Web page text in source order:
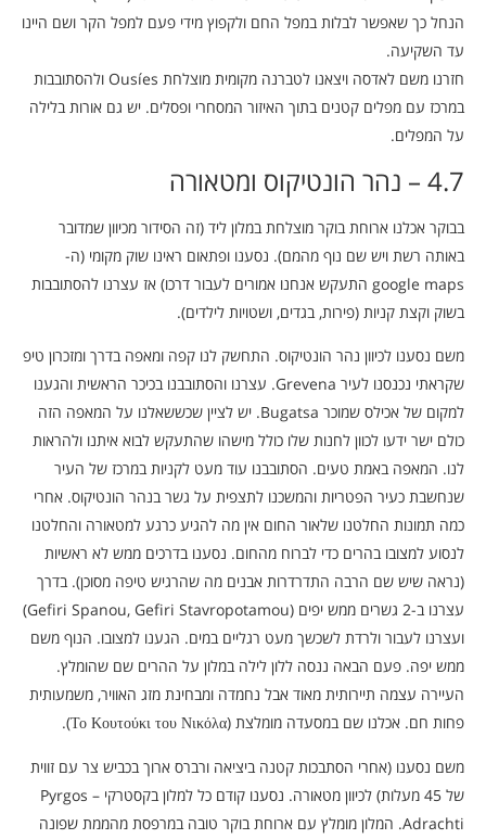
הנחל כך שאפשר לבלות במפל החם ולקפוץ מידי פעם למפל הקר ושם היינו
עד השקיעה.
חזרנו משם לאדסה ויצאנו לטברנה מקומית מוצלחת Ousíes ולהסתובבות
במרכז עם מפלים קטנים בתוך האיזור המסחרי ופסלים. יש גם אורות בלילה
על המפלים.
4.7 – נהר הונטיקוס ומטאורה
בבוקר אכלנו ארוחת בוקר מוצלחת במלון ליד (זה הסידור מכיוון שמדובר
באותה רשת ויש שם נוף מהמם). נסענו ופתאום ראינו שוק מקומי (ה-
google maps התעקש אנחנו אמורים לעבור דרכו) אז עצרנו להסתובבות
בשוק וקצת קניות (פירות, בגדים, ושטויות לילדים).
משם נסענו לכיוון נהר הונטיקוס. התחשק לנו קפה ומאפה בדרך ומזכרון טיפ
שקראתי נכנסנו לעיר Grevena. עצרנו והסתובבנו בכיכר הראשית והגענו
למקום של אכילס שמוכר Bugatsa. יש לציין שכששאלנו על המאפה הזה
כולם ישר ידעו לכוון לחנות שלו כולל מישהו שהתעקש לבוא איתנו ולהראות
לנו. המאפה באמת טעים. הסתובבנו עוד מעט לקניות במרכז של העיר
שנחשבת כעיר הפטריות והמשכנו לתצפית על גשר בנהר הונטיקוס. אחרי
כמה תמונות החלטנו שלאור החום אין מה להגיע כרגע למטאורה והחלטנו
לנסוע למצובו בהרים כדי לברוח מהחום. נסענו בדרכים ממש לא ראשיות
(נראה שיש שם הרבה התדרדרות אבנים מה שהרגיש טיפה מסוכן). בדרך
עצרנו ב-2 גשרים ממש יפים (Gefiri Spanou, Gefiri Stavropotamou)
ועצרנו לעבור ולרדת לשכשך מעט רגליים במים. הגענו למצובו. הנוף משם
ממש יפה. פעם הבאה ננסה ללון לילה במלון על ההרים שם שהומלץ.
העיירה עצמה תיירותית מאוד אבל נחמדה ומבחינת מזג האוויר, משמעותית
פחות חם. אכלנו שם במסעדה מומלצת (Το Κουτούκι του Νικόλα).
משם נסענו (אחרי הסתבכות קטנה ביציאה ורברס ארוך בכביש צר עם זווית
של 45 מעלות) לכיוון מטאורה. נסענו קודם כל למלון בקסטרקי – Pyrgos
Adrachti. המלון מומלץ עם ארוחת בוקר טובה במרפסת מהממת שפונה